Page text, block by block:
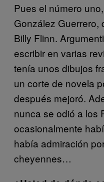
Pues el número
González Guerrero,
Billy Flinn.
escribir en varias
tenía unos dibujos
un corte de novela
después mejoró.
nunca se odió a los
ocasionalmente
había admiración
cheyennes…